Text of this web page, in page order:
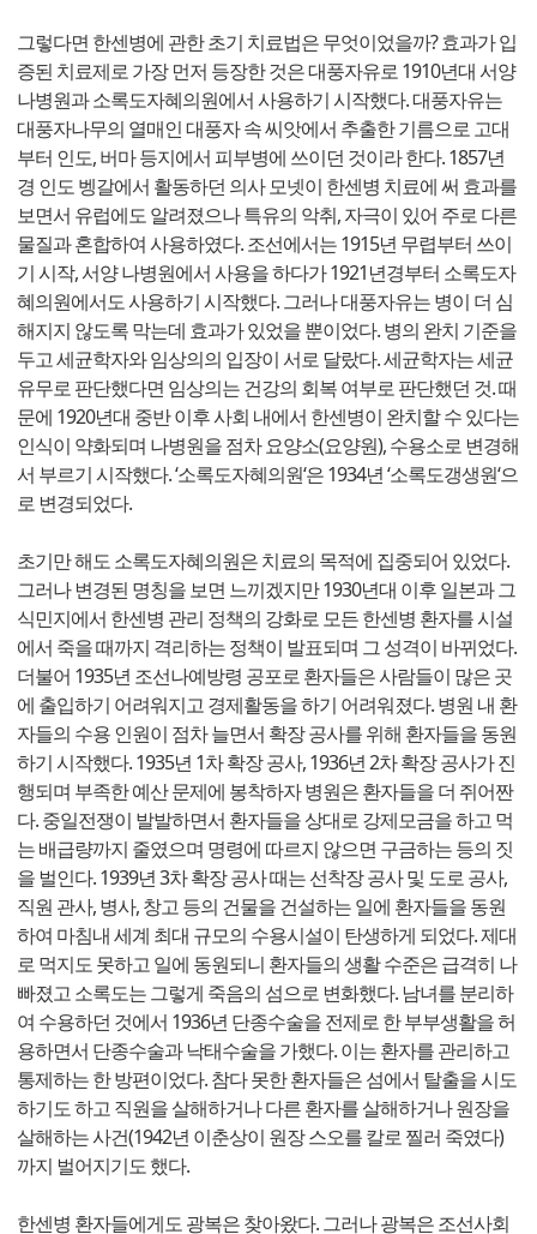
그렇다면 한센병에 관한 초기 치료법은 무엇이었을까? 효과가 입
증된 치료제로 가장 먼저 등장한 것은 대풍자유로 1910년대 서양
나병원과 소록도자혜의원에서 사용하기 시작했다. 대풍자유는
대풍자나무의 열매인 대풍자 속 씨앗에서 추출한 기름으로 고대
부터 인도, 버마 등지에서 피부병에 쓰이던 것이라 한다. 1857년
경 인도 벵갈에서 활동하던 의사 모넷이 한센병 치료에 써 효과를
보면서 유럽에도 알려졌으나 특유의 악취, 자극이 있어 주로 다른
물질과 혼합하여 사용하였다. 조선에서는 1915년 무렵부터 쓰이
기 시작, 서양 나병원에서 사용을 하다가 1921년경부터 소록도자
혜의원에서도 사용하기 시작했다. 그러나 대풍자유는 병이 더 심
해지지 않도록 막는데 효과가 있었을 뿐이었다. 병의 완치 기준을
두고 세균학자와 임상의의 입장이 서로 달랐다. 세균학자는 세균
유무로 판단했다면 임상의는 건강의 회복 여부로 판단했던 것. 때
문에 1920년대 중반 이후 사회 내에서 한센병이 완치할 수 있다는
인식이 약화되며 나병원을 점차 요양소(요양원), 수용소로 변경해
서 부르기 시작했다. ‘소록도자혜의원‘은 1934년 ‘소록도갱생원‘으
로 변경되었다.
초기만 해도 소록도자혜의원은 치료의 목적에 집중되어 있었다.
그러나 변경된 명칭을 보면 느끼겠지만 1930년대 이후 일본과 그
식민지에서 한센병 관리 정책의 강화로 모든 한센병 환자를 시설
에서 죽을 때까지 격리하는 정책이 발표되며 그 성격이 바뀌었다.
더불어 1935년 조선나예방령 공포로 환자들은 사람들이 많은 곳
에 출입하기 어려워지고 경제활동을 하기 어려워졌다. 병원 내 환
자들의 수용 인원이 점차 늘면서 확장 공사를 위해 환자들을 동원
하기 시작했다. 1935년 1차 확장 공사, 1936년 2차 확장 공사가 진
행되며 부족한 예산 문제에 봉착하자 병원은 환자들을 더 쥐어짠
다. 중일전쟁이 발발하면서 환자들을 상대로 강제모금을 하고 먹
는 배급량까지 줄였으며 명령에 따르지 않으면 구금하는 등의 짓
을 벌인다. 1939년 3차 확장 공사 때는 선착장 공사 및 도로 공사,
직원 관사, 병사, 창고 등의 건물을 건설하는 일에 환자들을 동원
하여 마침내 세계 최대 규모의 수용시설이 탄생하게 되었다. 제대
로 먹지도 못하고 일에 동원되니 환자들의 생활 수준은 급격히 나
빠졌고 소록도는 그렇게 죽음의 섬으로 변화했다. 남녀를 분리하
여 수용하던 것에서 1936년 단종수술을 전제로 한 부부생활을 허
용하면서 단종수술과 낙태수술을 가했다. 이는 환자를 관리하고
통제하는 한 방편이었다. 참다 못한 환자들은 섬에서 탈출을 시도
하기도 하고 직원을 살해하거나 다른 환자를 살해하거나 원장을
살해하는 사건(1942년 이춘상이 원장 스오를 칼로 찔러 죽였다)
까지 벌어지기도 했다.
한센병 환자들에게도 광복은 찾아왔다. 그러나 광복은 조선사회